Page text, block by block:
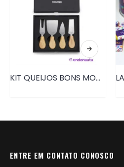
KIT QUEIJOS BONS MOMENTOS | PRD184B
ENTRE EM CONTATO CONOSCO